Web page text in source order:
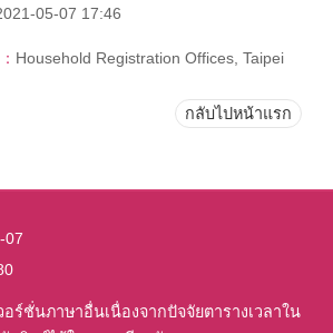
05-07 17:46
Household Registration Offices, Taipei
กลับไปหน้าแรก
07
ร์ชั่นภาษาอื่นเนื่องจากปัจจัยตารางเวลาใน